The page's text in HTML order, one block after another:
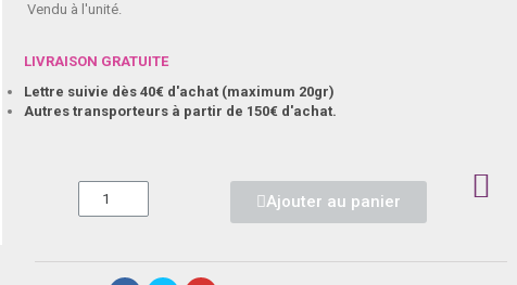
Vendu à l'unité.
LIVRAISON GRATUITE
Lettre suivie dès 40€ d'achat (maximum 20gr)
Autres transporteurs à partir de 150€ d'achat.
Ajouter au panier